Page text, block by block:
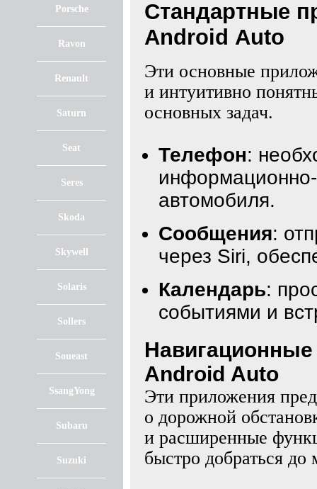
Porsche
Ravon
Renault
Saturn
Seat
Seres
Skoda
Skywell
Solaris
Sollers
Soueast
SsangYong
Subaru
Suzuki
Стандартные
Android Auto
Эти основные
и интуитивно
основных задач.
Телефон:
автомобиля.
Сообщения:
через Siri,
Календарь:
событиями и
Android Auto
Эти приложения
о дорожной
и расширенные
быстро добраться до